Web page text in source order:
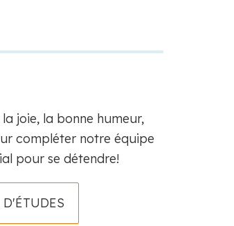
joie, la bonne humeur,
compléter notre équipe
pour se détendre!